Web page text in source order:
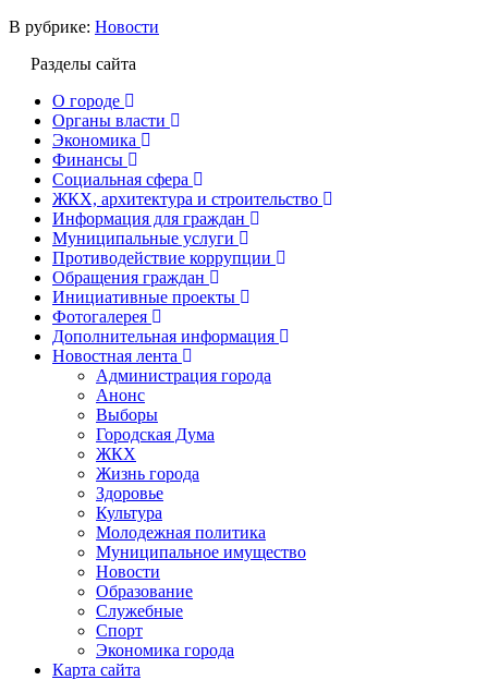
В рубрике: Новости
Разделы сайта
О городе
Органы власти
Экономика
Финансы
Социальная сфера
ЖКХ, архитектура и строительство
Информация для граждан
Муниципальные услуги
Противодействие коррупции
Обращения граждан
Инициативные проекты
Фотогалерея
Дополнительная информация
Новостная лента
Администрация города
Анонс
Выборы
Городская Дума
ЖКХ
Жизнь города
Здоровье
Культура
Молодежная политика
Муниципальное имущество
Новости
Образование
Служебные
Спорт
Экономика города
Карта сайта